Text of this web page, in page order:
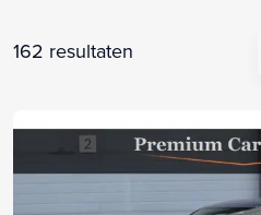
162 resultaten